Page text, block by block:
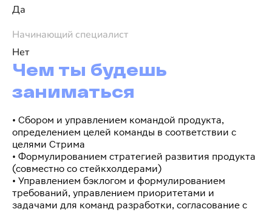
Да
Начинающий специалист
Нет
Чем ты будешь
заниматься
• Сбором и управлением командой продукта,
определением целей команды в соответствии с
целями Стрима
• Формулированием стратегией развития продукта
(совместно со стейкхолдерами)
• Управлением бэклогом и формулированием
требований, управлением приоритетами и
задачами для команд разработки, согласование с